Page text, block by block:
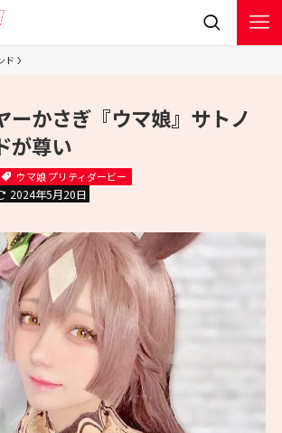
ド
ーかさぎ『ウマ娘』サトノ
が尊い
ウマ娘 プリティダービー
2024年5月20日